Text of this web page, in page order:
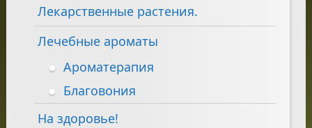
Лекарственные растения.
Лечебные ароматы
Ароматерапия
Благовония
На здоровье!